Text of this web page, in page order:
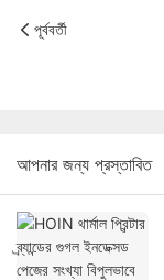
পূর্ববর্তী
আপনার জন্য প্রস্তাবিত